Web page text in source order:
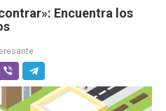
Encuentra los